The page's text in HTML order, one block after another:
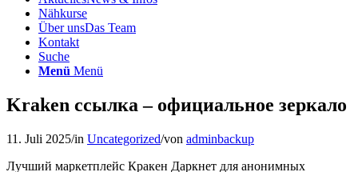
Nähkurse
Über unsDas Team
Kontakt
Suche
Menü Menü
Kraken ссылка – официальное зеркало
11. Juli 2025/in Uncategorized/von adminbackup
Лучший маркетплейс Кракен Даркнет для анонимных